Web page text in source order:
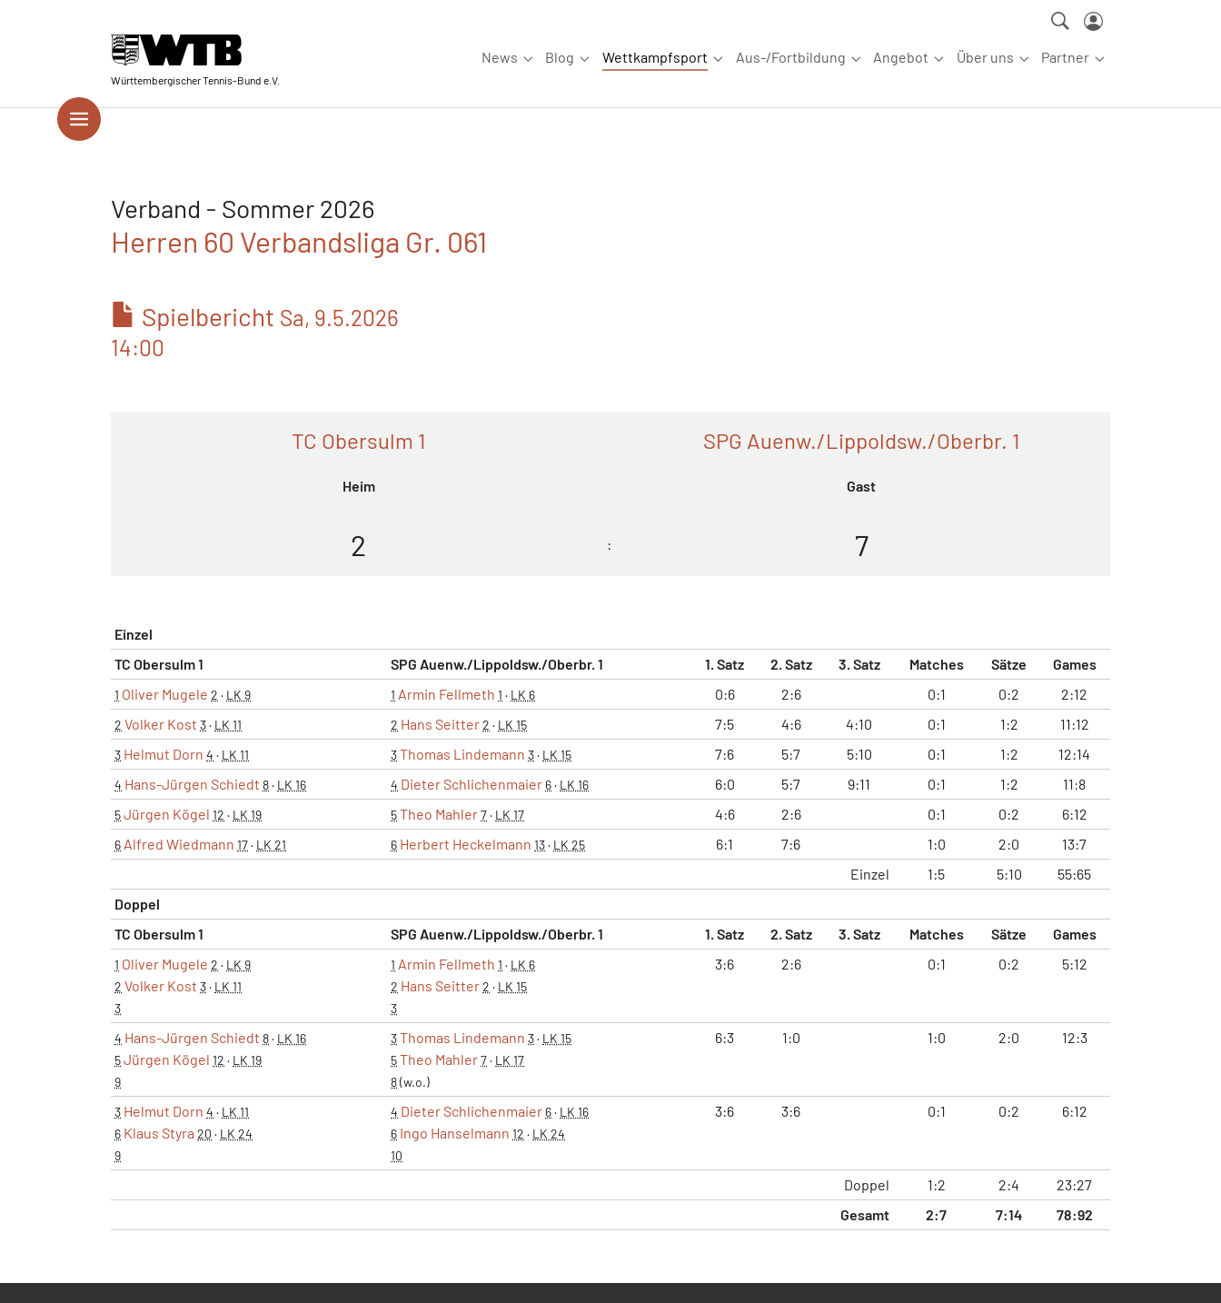
Württembergischer Tennis-Bund e.V.
News
Submenu for "News"
Blog
Submenu for "Blog"
Wettkampfsport
Submenu for "Wettkampfsport"
Aus-/Fortbildung
Submenu for "Aus-/Fortbildung"
Angebot
Submenu for "Angebot"
Über uns
Submenu for "Über uns"
Partner
Submenu for
Verband - Sommer 2026
Herren 60 Verbandsliga Gr. 061
Spielbericht Sa, 9.5.2026
14:00
TC Obersulm 1
Heim
SPG Auenw./Lippoldsw./Oberbr. 1
Gast
2 : 7
Einzel
TC Obersulm 1
SPG Auenw./Lippoldsw./Oberbr. 1 1. Satz 2. Satz 3. Satz Matches Sätze Games
1 Oliver Mugele 2 · LK 9 1 Armin Fellmeth 1 · LK 6 0:6 2:6 0:1 0:2 2:12
2 Volker Kost 3· LK 11 2 Hans Seitter2 · LK 15 7:5 4:6 4:10 0:1 1:2 11:12
3 Helmut Dorn 4 · LK 11 3Thomas Lindemann 3· LK 15 7:6 5:7 5:10 0:1 1:2 12:14
4 Hans-Jürgen Schiedt 8· LK 16 4 Dieter Schlichenmaier 6· LK 16 6:0 5:7 9:11 0:1 1:2 11:8
5Jürgen Kögel 12 · LK 19 5Theo Mahler7· LK 17 4:6 2:6 0:1 0:2 6:12
6 Alfred Wiedmann 17· LK 21 6 Herbert Heckelmann 13· LK 25 6:1 7:6 1:0 2:0
13:7
Einzel
1:5 5:10
55:65
Doppel
TC Obersulm 1
SPG Auenw./Lippoldsw./Oberbr. 1 1. Satz 2. Satz 3. Satz Matches Sätze Games
1 Oliver Mugele 2 · LK 9
2 Volker Kost 3· LK 11
3
1 Armin Fellmeth 1 · LK 6
2 Hans Seitter2 · LK 15
3
3:6 2:6 0:1 0:2 5:12
4 Hans-Jürgen Schiedt 8· LK 16
5Jürgen Kögel 12 · LK 19
9
3Thomas Lindemann 3· LK 15
5Theo Mahler7· LK 17
8(w.o.)
6:3 1:0 1:0 2:0 12:3
3 Helmut Dorn 4 · LK 11
6 Klaus Styra 20 · LK 24
9
4 Dieter Schlichenmaier 6· LK 16
6 Ingo Hanselmann 12 · LK 24
10
3:6 3:6 0:1 0:2 6:12
Doppel 1:2 2:4
23:27
Gesamt
2:7 7:14 78:92